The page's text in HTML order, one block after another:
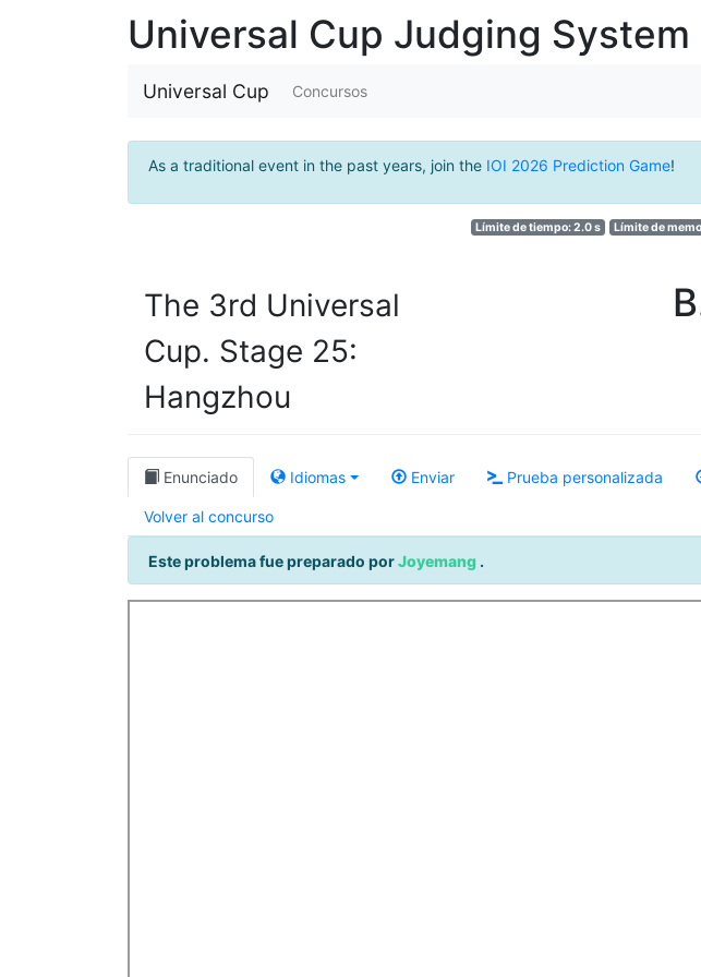
Universal Cup Judging System
Universal Cup Concursos
As a traditional event in the past years, join the IOI 2026 Prediction Game!
Límite de tiempo: 2.0 s Límite de
The 3rd Universal
Cup. Stage 25:
Hangzhou
Enunciado Idiomas Enviar Prueba personalizada
Volver al concurso
Este problema fue preparado porJoyemang.